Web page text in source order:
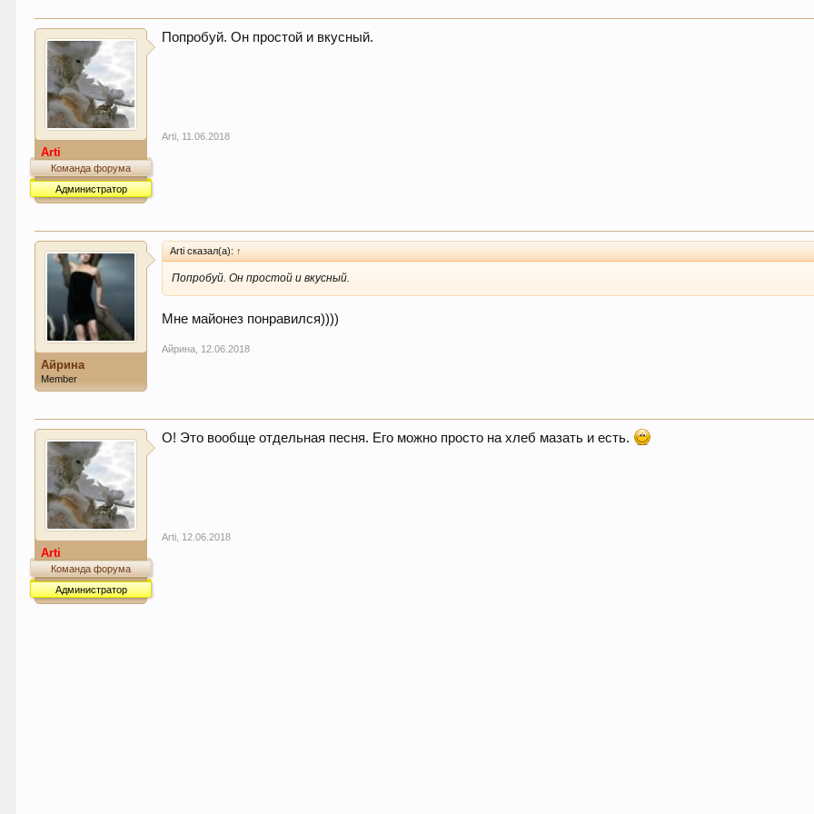
Arti
Команда форума
Администратор
Попробуй. Он простой и вкусный.
Arti 11.06.2018
Айрина
Member
Arti сказал(а): ↑
Попробуй. Он простой и вкусный.
Мне майонез понравился))))
Айрина 12.06.2018
Arti
Команда форума
Администратор
О! Это вообще отдельная песня. Его можно просто на хлеб мазать и есть.
Arti 12.06.2018